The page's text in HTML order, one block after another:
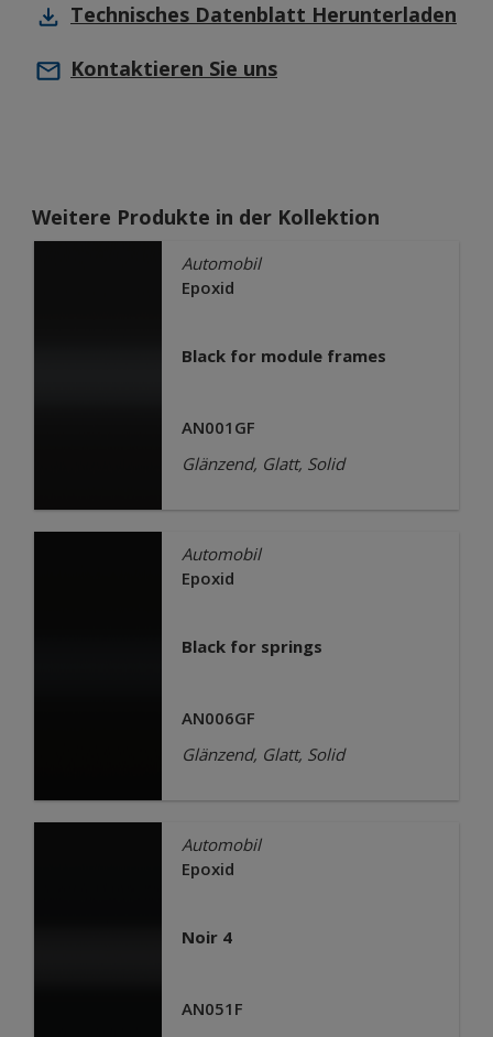
Technisches Datenblatt Herunterladen
Kontaktieren Sie uns
Weitere Produkte in der Kollektion
Automobil
Epoxid
Black for module frames
AN001GF
Glänzend, Glatt, Solid
Automobil
Epoxid
Black for springs
AN006GF
Glänzend, Glatt, Solid
Automobil
Epoxid
Noir 4
AN051F